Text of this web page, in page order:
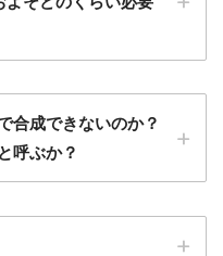
合成できないのか？
呼ぶか？